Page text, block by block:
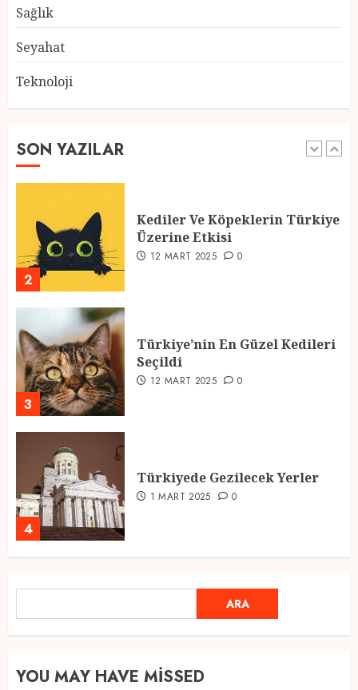
Sağlık
Seyahat
Teknoloji
SON YAZILAR
5
1
2025 En İyi Yaz Tatilleri
2
Kediler Ve Köpeklerin Türkiye
Üzerine Etkisi
12 MART 2025 0
3
Türkiye’nin En Güzel Kedileri
Seçildi
12 MART 2025 0
4
Türkiyede Gezilecek Yerler
1 MART 2025 0
Ramazan Ayı 2025: Manevi
Atmosfer ve Özel Hazırlıklar
ARA
YOU MAY HAVE MISSED